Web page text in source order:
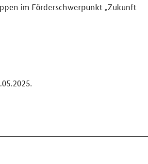
im Förderschwerpunkt „Zukunft